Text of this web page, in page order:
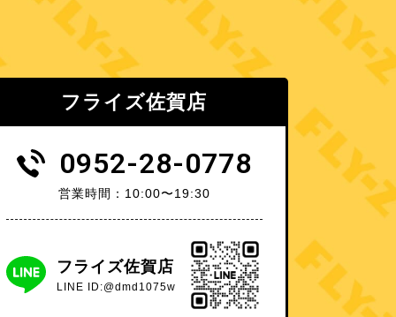
フライズ佐賀店
0952-28-0778
営業時間：10:00〜19:30
フライズ佐賀店
LINE ID:@dmd1075w